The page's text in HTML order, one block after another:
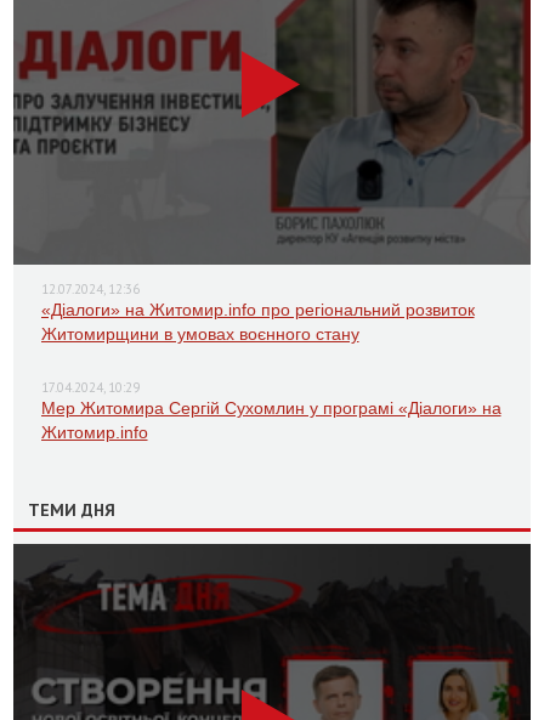
12.07.2024, 12:36
«Діалоги» на Житомир.info про регіональний розвиток
Житомирщини в умовах воєнного стану
17.04.2024, 10:29
Мер Житомира Сергій Сухомлин у програмі «Діалоги» на
Житомир.info
ТЕМИ ДНЯ